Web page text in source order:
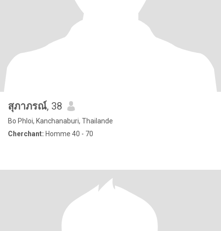
สุภาภรณ์, 38
Bo Phloi, Kanchanaburi, Thailande
Cherchant: Homme 40 - 70